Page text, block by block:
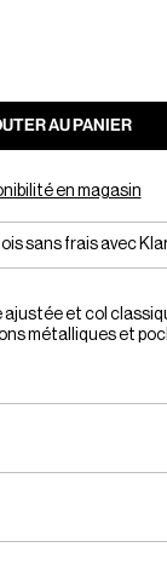
AU PANIER
en magasin
sans frais avec
et col
métalliques et